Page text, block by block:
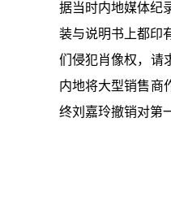
据当时内地媒体纪
装与说明书上都印
们侵犯肖像权，请
内地将大型销售商
终刘嘉玲撤销对第